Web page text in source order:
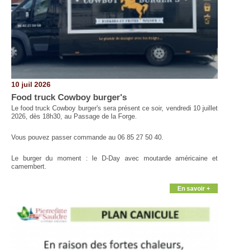
10 juil 2026
Food truck Cowboy burger's
Le food truck Cowboy burger's sera présent ce soir, vendredi 10 juillet
2026, dès 18h30, au Passage de la Forge.
Vous pouvez passer commande au 06 85 27 50 40.
Le burger du moment : le D-Day avec moutarde américaine et
camembert.
En savoir +